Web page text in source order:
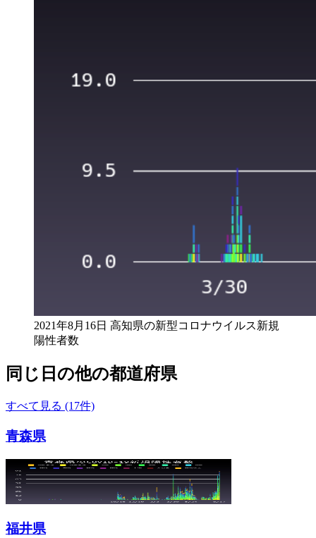
2021年8月16日 高知県の新型コロナウイルス新規
陽性者数
同じ日の他の都道府県
すべて見る (17件)
青森県
福井県